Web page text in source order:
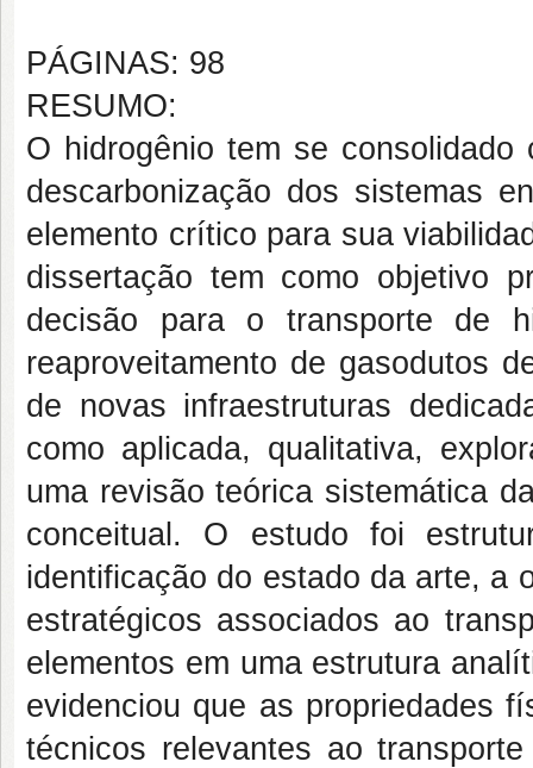
PÁGINAS: 98
RESUMO:
O hidrogênio tem se
descarbonização dos sistemas
elemento crítico para sua
dissertação tem como objetivo
decisão para o transporte de
reaproveitamento de gasodutos
de novas infraestruturas
como aplicada, qualitativa,
uma revisão teórica sistemática
conceitual. O estudo foi
identificação do estado da arte, a
estratégicos associados ao
elementos em uma estrutura
evidenciou que as propriedades
técnicos relevantes ao